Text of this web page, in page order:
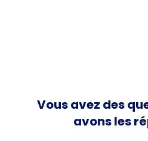
Vous avez des
avons les